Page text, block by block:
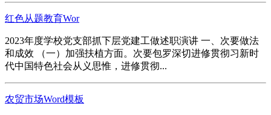
红色从题教育Wor
2023年度学校党支部抓下层党建工做述职演讲 一、次要做法
和成效 （一）加强扶植方面。次要包罗深切进修贯彻习新时
代中国特色社会从义思惟，进修贯彻...
农贸市场Word模板